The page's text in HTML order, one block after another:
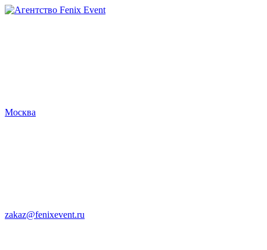
Агентство
Москва
zakaz@fenixevent.ru